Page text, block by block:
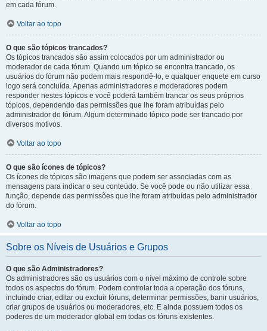
em cada fórum.
Voltar ao topo
O que são tópicos trancados?
Os tópicos trancados são assim colocados por um administrador ou
moderador de cada fórum. Quando um tópico se encontra trancado, os
usuários do fórum não podem mais respondê-lo, e qualquer enquete em curso
logo será concluída. Apenas administradores e moderadores podem
responder nestes tópicos e você poderá também trancar os seus próprios
tópicos, dependendo das permissões que lhe foram atribuídas pelo
administrador do fórum. Algum determinado tópico pode ser trancado por
diversos motivos.
Voltar ao topo
O que são ícones de tópicos?
Os ícones de tópicos são imagens que podem ser associadas com as
mensagens para indicar o seu conteúdo. Se você pode ou não utilizar essa
função, depende das permissões que lhe foram atribuídas pelo administrador
do fórum.
Voltar ao topo
Sobre os Níveis de Usuários e Grupos
O que são Administradores?
Os administradores são os usuários com o nível máximo de controle sobre
todos os aspectos do fórum. Podem controlar toda a operação dos fóruns,
incluindo criar, editar ou excluir fóruns, determinar permissões, banir usuários,
criar grupos de usuários ou moderadores, etc. E ainda possuem todos os
poderes de um moderador global em todas os fóruns existentes.